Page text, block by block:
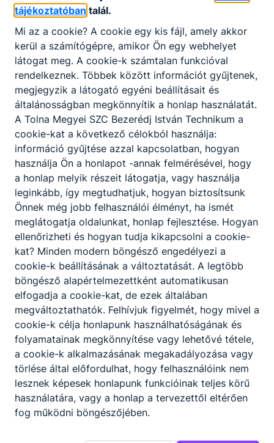
van a tanuló az iskolában és hány napot a
duális partnernél. Az ágazati alapvizsgát
követően a tanulók akár több időt tölthetnek
a duális képzőhelyen, mint az iskolában.
Technikumban az ötödik évfolyam már szinte
csak a gyakorlatról szól.
Okleveles technikusképzés
A felsőoktatási intézménnyel közösen kidolgozott
szakmai program alapján folytatott, emelt szintű
szakmai tudást biztosító képzés azoknak a jó
tanulmányi eredménnyel rendelkező tanulóknak
ajánlott, akik tudatosan szeretnék építeni
jövőjüket. A tanulók a képzés megfelelő
tanulmányi eredménnyel történt teljesítését
követően egyenes úton, már megszerzett
kreditekkel juthatnak be az adott egyetem
szakirányú képzésébe.
Szakmák
tájékoztatóban talál.
Mi az a cookie? A cookie egy kis fájl, amely akkor
kerül a számítógépre, amikor Ön egy webhelyet
látogat meg. A cookie-k számtalan funkcióval
rendelkeznek. Többek között információt gyűjtenek,
megjegyzik a látogató egyéni beállításait és
általánosságban megkönnyítik a honlap használatát.
A Tolna Megyei SZC Bezerédj István Technikum a
cookie-kat a következő célokból használja:
információ gyűjtése azzal kapcsolatban, hogyan
használja Ön a honlapot -annak felmérésével, hogy
a honlap melyik részeit látogatja, vagy használja
leginkább, így megtudhatjuk, hogyan biztosítsunk
Önnek még jobb felhasználói élményt, ha ismét
meglátogatja oldalunkat, honlap fejlesztése. Hogyan
ellenőrizheti és hogyan tudja kikapcsolni a cookie-
kat? Minden modern böngésző engedélyezi a
cookie-k beállításának a változtatását. A legtöbb
böngésző alapértelmezettként automatikusan
elfogadja a cookie-kat, de ezek általában
megváltoztathatók. Felhívjuk figyelmét, hogy mivel a
cookie-k célja honlapunk használhatóságának és
folyamatainak megkönnyítése vagy lehetővé tétele,
a cookie-k alkalmazásának megakadályozása vagy
törlése által előfordulhat, hogy felhasználóink nem
lesznek képesek honlapunk funkcióinak teljes körű
használatára, vagy a honlap a tervezettől eltérően
fog működni böngészőjében.